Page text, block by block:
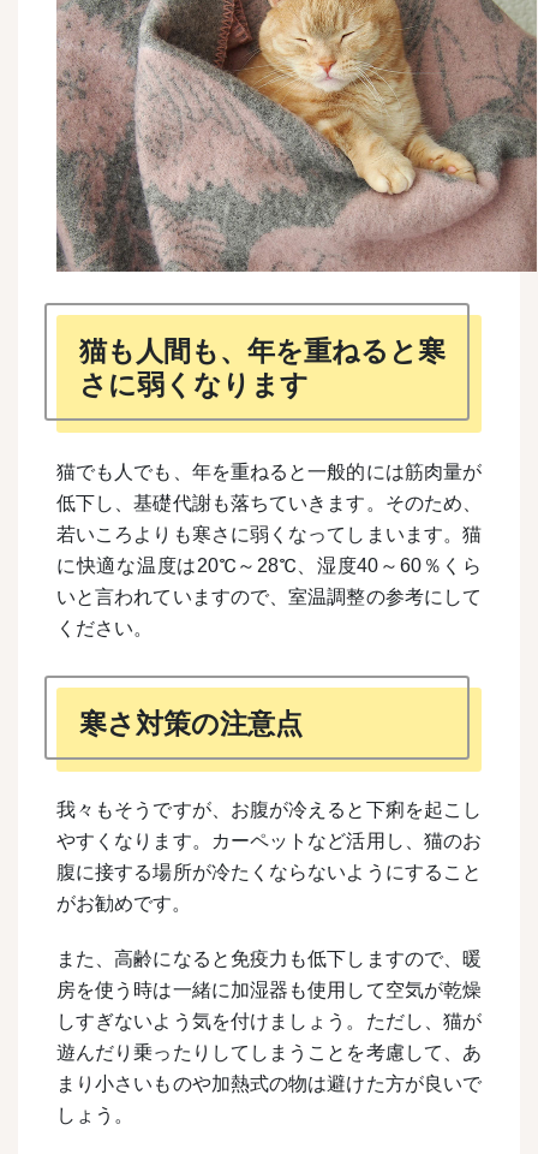
猫も人間も、年を重ねると寒
さに弱くなります
猫でも人でも、年を重ねると一般的には筋肉量が
低下し、基礎代謝も落ちていきます。そのため、
若いころよりも寒さに弱くなってしまいます。猫
に快適な温度は20℃～28℃、湿度40～60％くら
いと言われていますので、室温調整の参考にして
ください。
寒さ対策の注意点
我々もそうですが、お腹が冷えると下痢を起こし
やすくなります。カーペットなど活用し、猫のお
腹に接する場所が冷たくならないようにすること
がお勧めです。
また、高齢になると免疫力も低下しますので、暖
房を使う時は一緒に加湿器も使用して空気が乾燥
しすぎないよう気を付けましょう。ただし、猫が
遊んだり乗ったりしてしまうことを考慮して、あ
まり小さいものや加熱式の物は避けた方が良いで
しょう。